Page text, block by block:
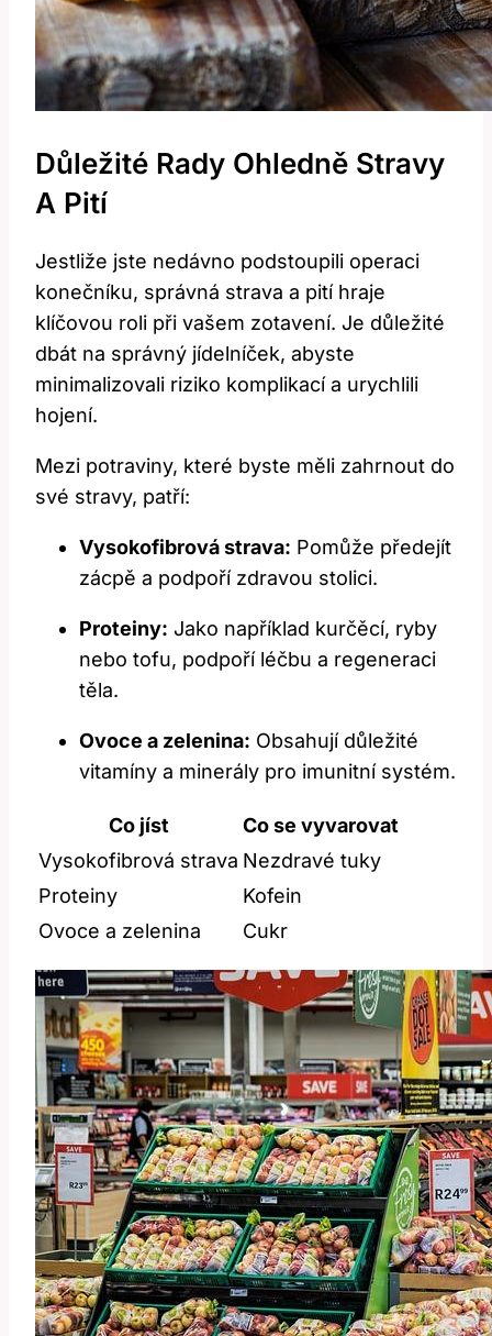
Důležité Rady Ohledně Stravy
A Pití
Jestliže jste nedávno podstoupili operaci
konečníku, správná strava a pití hraje
klíčovou roli při vašem zotavení. Je důležité
dbát na správný jídelníček, abyste
minimalizovali riziko komplikací a urychlili
hojení.
Mezi potraviny, které byste měli zahrnout do
své stravy, patří:
Vysokofibrová strava: Pomůže předejít
zácpě a podpoří zdravou stolici.
Proteiny: Jako například kurčěcí, ryby
nebo tofu, podpoří léčbu a regeneraci
těla.
Ovoce a zelenina: Obsahují důležité
vitamíny a minerály pro imunitní systém.
Co jíst
Co se vyvarovat
Vysokofibrová strava Nezdravé tuky
Proteiny
Kofein
Ovoce a zelenina
Cukr